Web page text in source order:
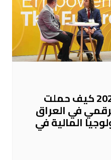
موني 20/20 أوروبا 2026 كيف حملت
في العراق
المالية في